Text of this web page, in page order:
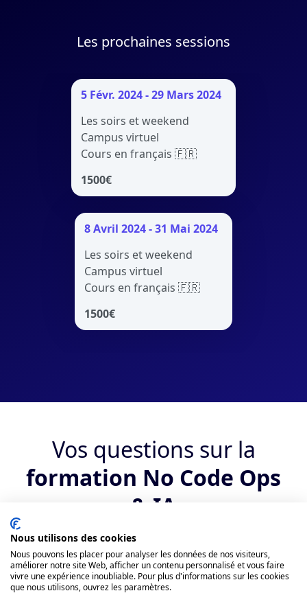
Les prochaines sessions
5 Févr. 2024 - 29 Mars 2024
Les soirs et weekend
Campus virtuel
Cours en français 🇫🇷
1500€
8 Avril 2024 - 31 Mai 2024
Les soirs et weekend
Campus virtuel
Cours en français 🇫🇷
1500€
Vos questions sur la
formation No Code Ops
& IA
Qui peut suivre la formation ?
Quels sont les débouchés suite au
bootcamp No Code Ops & IA ?
Nous utilisons des cookies
Nous pouvons les placer pour analyser les données de nos visiteurs,
améliorer notre site Web, afficher un contenu personnalisé et vous faire
vivre une expérience inoubliable. Pour plus d'informations sur les cookies
que nous utilisons, ouvrez les paramètres.